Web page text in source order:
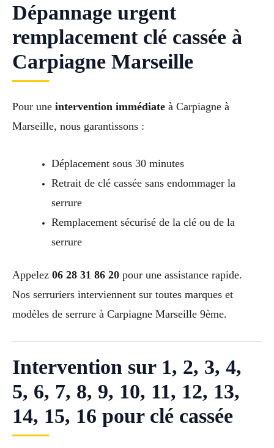
Dépannage urgent
remplacement clé cassée à
Carpiagne Marseille
Pour une intervention immédiate à Carpiagne à
Marseille, nous garantissons :
Déplacement sous 30 minutes
Retrait de clé cassée sans endommager la
serrure
Remplacement sécurisé de la clé ou de la
serrure
Appelez 06 28 31 86 20 pour une assistance rapide.
Nos serruriers interviennent sur toutes marques et
modèles de serrure à Carpiagne Marseille 9ème.
Intervention sur 1, 2, 3, 4,
5, 6, 7, 8, 9, 10, 11, 12, 13,
14, 15, 16 pour clé cassée